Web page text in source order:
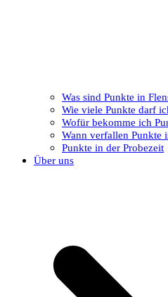
Was sind Punkte in
Wie viele Punkte darf
Wofür bekomme ich
Wann verfallen Punkte
Punkte in der Probezeit
Über uns